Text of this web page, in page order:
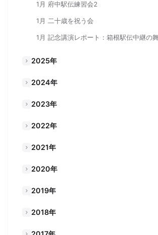
1月 府中駅伝練習会2
1月 二十歳を祝う会
1月 記念講演レポート：箱根駅伝中継の
2025年
2024年
2023年
2022年
2021年
2020年
2019年
2018年